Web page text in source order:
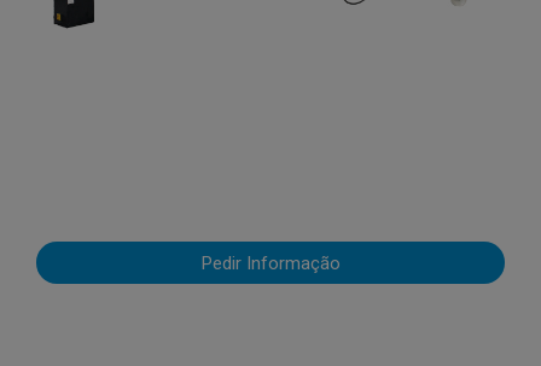
Pedir Informação